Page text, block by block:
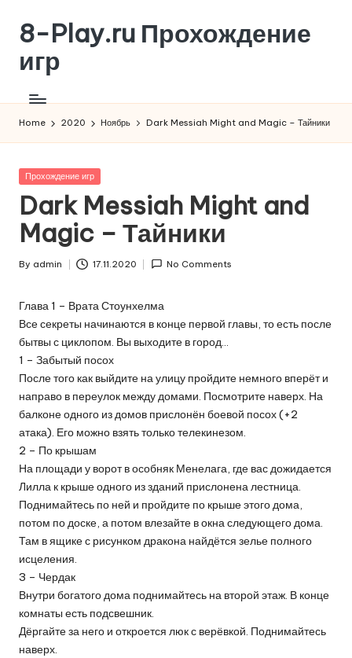
Skip
content
8-Play.ru Прохождение
игр
Home 2020 Ноябрь Dark Messiah Might and Magic – Тайники
Posted
Прохождение игр
Dark Messiah Might and
Magic – Тайники
Posted
By admin 17.11.2020 No Comments
Глава 1 – Врата Стоунхелма
Все секреты начинаются в конце первой главы, то есть после
бытвы с циклопом. Вы выходите в город…
1 – Забытый посох
После того как выйдите на улицу пройдите немного вперёт и
направо в переулок между домами. Посмотрите наверх. На
балконе одного из домов прислонён боевой посох (+2
атака). Его можно взять только телекинезом.
2 – По крышам
На площади у ворот в особняк Менелага, где вас дожидается
Лилла к крыше одного из зданий прислонена лестница.
Поднимайтесь по ней и пройдите по крыше этого дома,
потом по доске, а потом влезайте в окна следующего дома.
Там в ящике с рисунком дракона найдётся зелье полного
исцеления.
3 – Чердак
Внутри богатого дома поднимайтесь на второй этаж. В конце
комнаты есть подсвешник.
Дёргайте за него и откроется люк с верёвкой. Поднимайтесь
наверх.